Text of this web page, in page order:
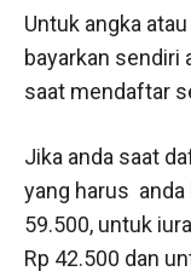
Untuk angka
bayarkan sendiri
saat mendaftar
Jika anda saat
yang harus anda
59.500, untuk
Rp 42.500 dan